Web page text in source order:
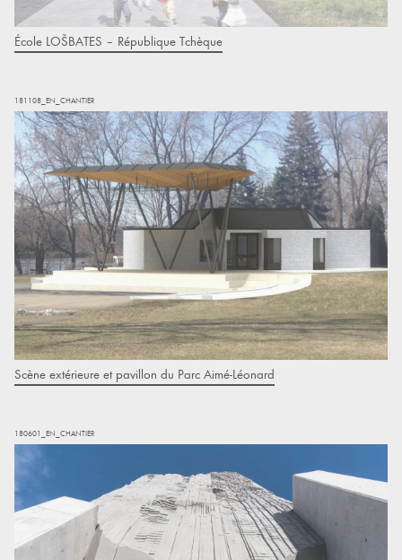
École LOŠBATES – République Tchèque
181108_EN_CHANTIER
Scène extérieure et pavillon du Parc Aimé-Léonard
180601_EN_CHANTIER